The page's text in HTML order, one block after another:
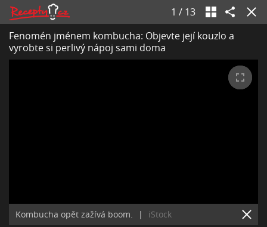
1 / 13
Fenomén jménem kombucha: Objevte její kouzlo a
vyrobte si perlivý nápoj sami doma
Kombucha opět zažívá boom. | iStock